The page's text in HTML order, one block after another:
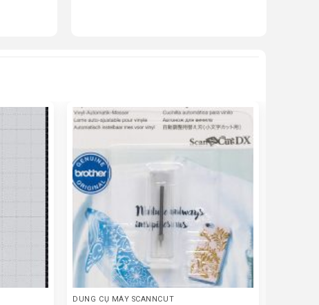
DUNG CỤ MÁY SCANNCUT